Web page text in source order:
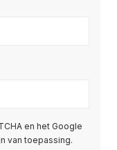
en het Google
van toepassing.